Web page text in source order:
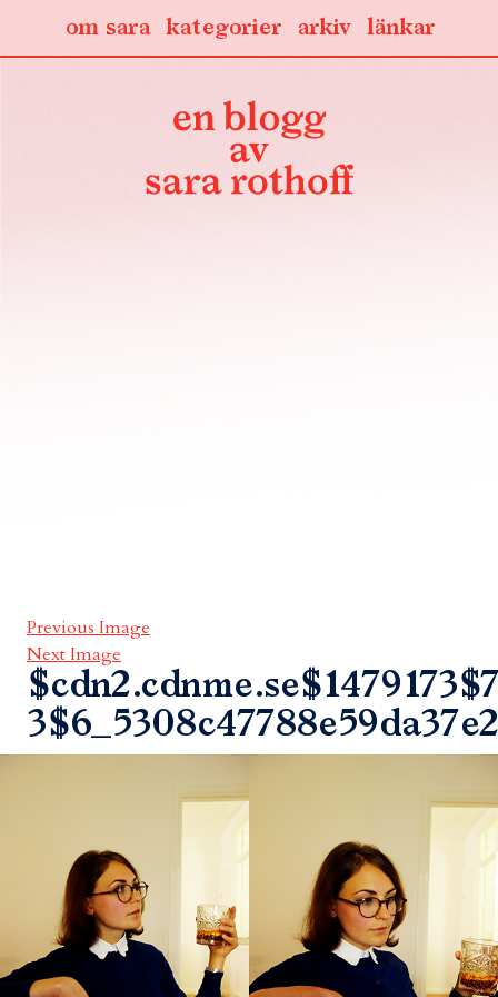
länkar
arkiv
kategorier
om sara
Previous Image
Next Image